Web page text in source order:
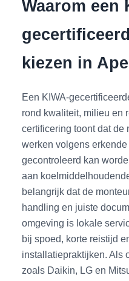
Waarom een
kiezen in
Een
rond kwaliteit, milieu en
certificering toont dat de
werken volgens
gecontroleerd kan
aan
belangrijk dat de
handling en juiste
omgeving is lokale
bij spoed, korte reistijd
installatiepraktijken. Als
zoals Daikin, LG en